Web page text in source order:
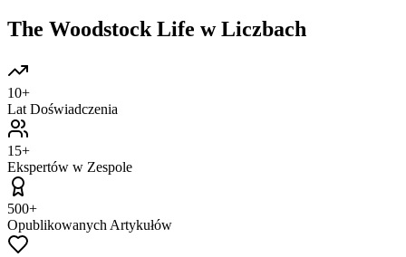
The Woodstock Life w Liczbach
10+
Lat Doświadczenia
15+
Ekspertów w Zespole
500+
Opublikowanych Artykułów